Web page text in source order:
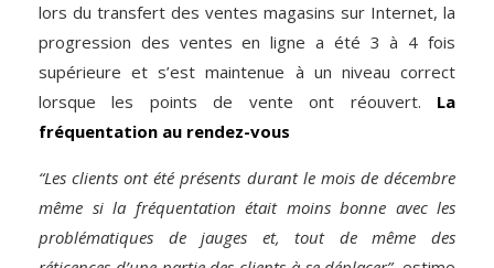
lors du transfert des ventes magasins sur Internet, la
progression des ventes en ligne a été 3 à 4 fois
supérieure et s’est maintenue à un niveau correct
lorsque les points de vente ont réouvert. La
fréquentation au rendez-vous
“Les clients ont été présents durant le mois de décembre
même si la fréquentation était moins bonne avec les
problématiques de jauges et, tout de même des